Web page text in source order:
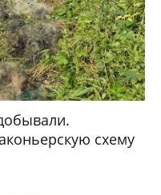
схему